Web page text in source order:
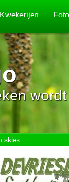
Kwekerijen
skies